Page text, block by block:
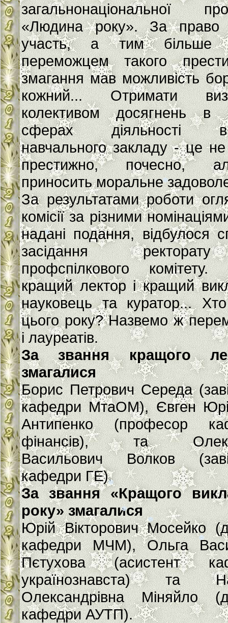
загальнонаціональної
«Людина року». За право
участь, а тим більше
переможцем такого
змагання мав можливість
кожний... Отримати
колективом досягнень в
сферах діяльності
навчального закладу - це
престижно, почесно,
приносить моральне
За результатами роботи
комісії за різними
надані подання, відбулося
засідання
профспілкового
кращий лектор і кращий
науковець та куратор...
цього року? Назвемо ж
і лауреатів.
За звання кращого
змагалися
Борис Петрович Середа
кафедри МтаОМ), Євген
Антипенко (професор
фінансів), та
Васильович Волков
кафедри ГЕ).
За звання «Кращого
року» змагалися
Юрій Вікторович Мосейко
кафедри МЧМ), Ольга
Пєтухова (асистент
українознавста) та
Олександрівна Міняйло
кафедри АУТП).